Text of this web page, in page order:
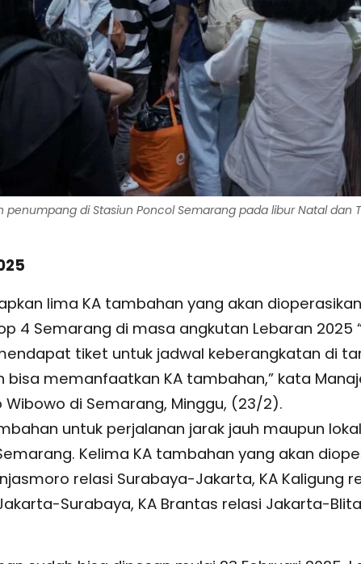
penumpang di Stasiun Poncol Semarang pada libur Natal
lima KA tambahan yang akan
4 Semarang di masa angkutan Lebaran 2025
tiket untuk jadwal keberangkatan di
memanfaatkan KA tambahan,” kata
di Semarang, Minggu, (23/2).
untuk perjalanan jarak jauh maupun
Kelima KA tambahan yang akan
relasi Surabaya-Jakarta, KA Kaligung
Surabaya, KA Brantas relasi Jakarta-